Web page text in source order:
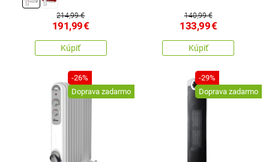
214,99 €
191,99€
Kúpiť
140,99 €
133,99€
Kúpiť
-26%
Doprava zadarmo
-29%
Doprava zadarmo